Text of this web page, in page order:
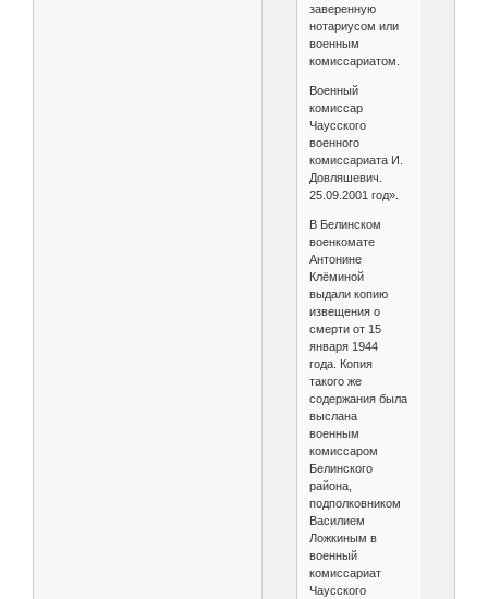
заверенную
нотариусом или
военным
комиссариатом.
Военный
комиссар
Чаусского
военного
комиссариата И.
Довляшевич.
25.09.2001 год».
В Белинском
военкомате
Антонине
Клёминой
выдали копию
извещения о
смерти от 15
января 1944
года. Копия
такого же
содержания была
выслана
военным
комиссаром
Белинского
района,
подполковником
Василием
Ложкиным в
военный
комиссариат
Чаусского